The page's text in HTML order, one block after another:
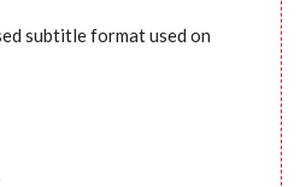
subtitle format used on